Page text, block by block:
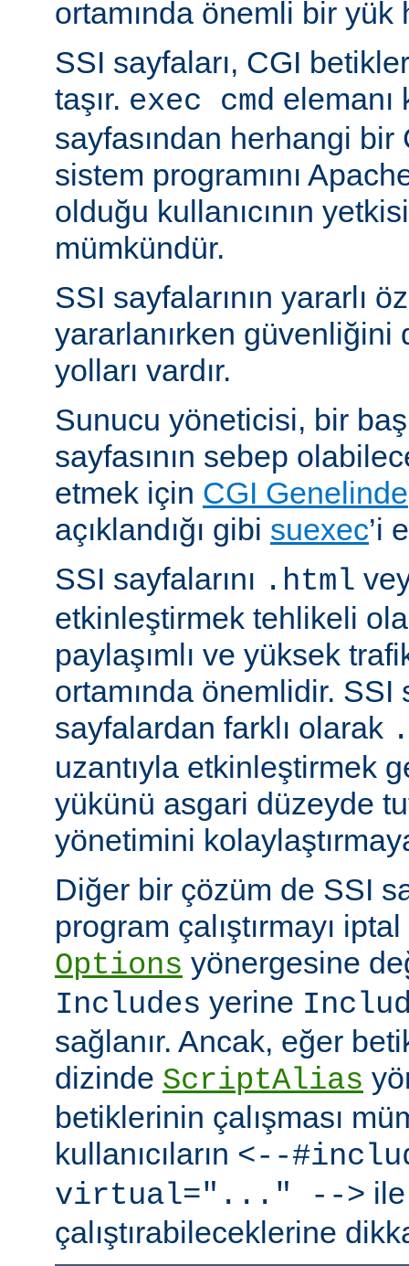
ortamında önemli bir yük
SSI sayfaları, CGI
taşır. exec cmd elemanı
sayfasından herhangi
sistem programını
olduğu kullanıcının
mümkündür.
SSI sayfalarının yararlı
yararlanırken güvenliğini
yolları vardır.
Sunucu yöneticisi, bir
sayfasının sebep
etmek için CGI Genelinde
açıklandığı gibi suexec’i
SSI sayfalarını .html
etkinleştirmek tehlikeli
paylaşımlı ve yüksek
ortamında önemlidir. SSI
sayfalardan farklı olarak
uzantıyla etkinleştirmek
yükünü asgari düzeyde
yönetimini
Diğer bir çözüm de SSI
program çalıştırmayı
Options yönergesine
Includes yerine
sağlanır. Ancak, eğer
dizinde ScriptAlias
betiklerinin çalışması
kullanıcıların <--
virtual="..." -->
çalıştırabileceklerine